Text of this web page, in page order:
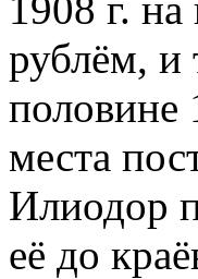
рублём, и
половине
места
Илиодор
её до